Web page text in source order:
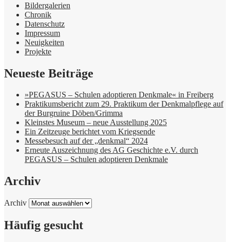
Bildergalerien
Chronik
Datenschutz
Impressum
Neuigkeiten
Projekte
Neueste Beiträge
»PEGASUS – Schulen adoptieren Denkmale« in Freiberg
Praktikumsbericht zum 29. Praktikum der Denkmalpflege auf
der Burgruine Döben/Grimma
Kleinstes Museum – neue Ausstellung 2025
Ein Zeitzeuge berichtet vom Kriegsende
Messebesuch auf der „denkmal“ 2024
Erneute Auszeichnung des AG Geschichte e.V. durch
PEGASUS – Schulen adoptieren Denkmale
Archiv
Archiv
Häufig gesucht